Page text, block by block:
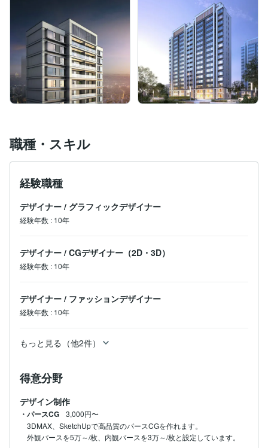
職種・スキル
経験職種
デザイナー / グラフィックデザイナー
経験年数 : 10年
デザイナー / CGデザイナー（2D・3D）
経験年数 : 10年
デザイナー / ファッションデザイナー
経験年数 : 10年
もっと見る（他2件）
得意分野
デザイン制作
・パースCG
3,000円〜
3DMAX、SketchUpで高品質のパースCGを作れます。
外観パースを5万～/枚、内観パースを3万～/枚と設定しています。